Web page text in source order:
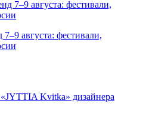
августа: фестивали,